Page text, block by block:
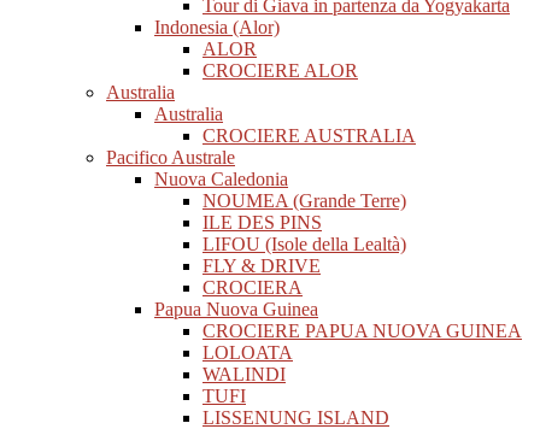
Tour di Giava in partenza da Yogyakarta
Indonesia (Alor)
ALOR
CROCIERE ALOR
Australia
Australia
CROCIERE AUSTRALIA
Pacifico Australe
Nuova Caledonia
NOUMEA (Grande Terre)
ILE DES PINS
LIFOU (Isole della Lealtà)
FLY & DRIVE
CROCIERA
Papua Nuova Guinea
CROCIERE PAPUA NUOVA GUINEA
LOLOATA
WALINDI
TUFI
LISSENUNG ISLAND